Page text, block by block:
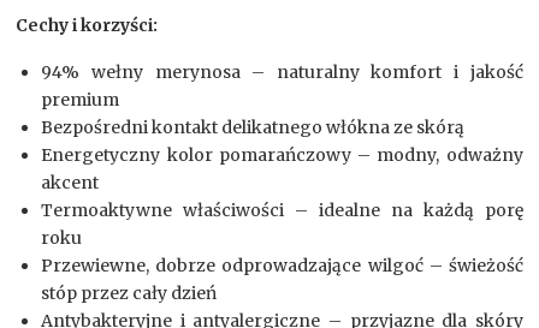
Cechy i korzyści:
94% wełny merynosa – naturalny komfort i jakość
premium
Bezpośredni kontakt delikatnego włókna ze skórą
Energetyczny kolor pomarańczowy – modny, odważny
akcent
Termoaktywne właściwości – idealne na każdą porę
roku
Przewiewne, dobrze odprowadzające wilgoć – świeżość
stóp przez cały dzień
Antybakteryjne i antyalergiczne – przyjazne dla skóry